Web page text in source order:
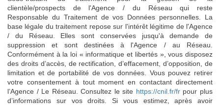
clientèle/prospects de l'Agence / du Réseau qui reste
Responsable du Traitement de vos Données personnelles. La
base légale du traitement repose sur l'intérêt légitime de l'Agence
/ du Réseau. Elles sont conservées jusqu'à demande de
suppression et sont destinées à l'Agence / au Réseau.
Conformément à la loi « informatique et libertés », vous disposez
des droits d’accès, de rectification, d’effacement, d’opposition, de
limitation et de portabilité de vos données. Vous pouvez retirer
votre consentement à tout moment en contactant directement
l’Agence / Le Réseau. Consultez le site https://cnil.fr/frpour plus
d’informations sur vos droits. Si vous estimez, après avoir